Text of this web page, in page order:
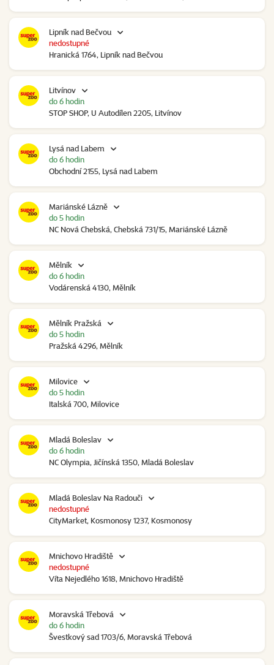
Lipník nad Bečvou
Hranická 1764, Lipník nad Bečvou
nedostupné
Litvínov
STOP SHOP, U Autodílen 2205, Litvínov
do 6 hodin
Lysá nad Labem
Obchodní 2155, Lysá nad Labem
do 6 hodin
Mariánské Lázně
NC Nová Chebská, Chebská 731/15, Mariánské Lázně
do 5 hodin
Mělník
Vodárenská 4130, Mělník
do 6 hodin
Mělník Pražská
Pražská 4296, Mělník
do 5 hodin
Milovice
Italská 700, Milovice
do 5 hodin
Mladá Boleslav
NC Olympia, Jičínská 1350, Mladá Boleslav
do 6 hodin
Mladá Boleslav Na Radouči
CityMarket, Kosmonosy 1237, Kosmonosy
nedostupné
Mnichovo Hradiště
Víta Nejedlého 1618, Mnichovo Hradiště
nedostupné
Moravská Třebová
Švestkový sad 1703/6, Moravská Třebová
do 6 hodin